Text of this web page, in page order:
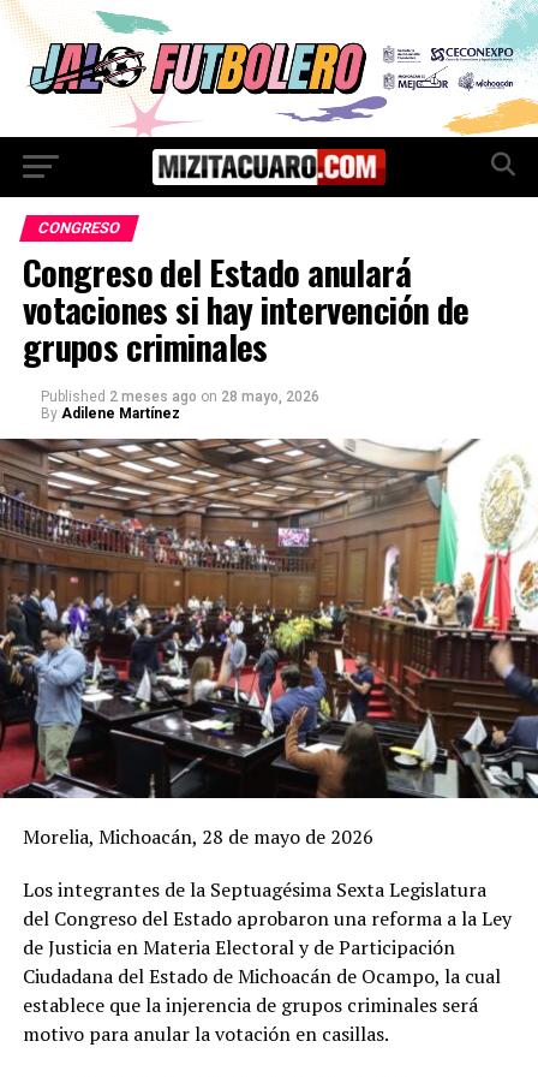
CONGRESO
Congreso del Estado anulará
votaciones si hay intervención de
grupos criminales
Published 2 meses ago on 28 mayo, 2026
By Adilene Martínez
Morelia, Michoacán, 28 de mayo de 2026
Los integrantes de la Septuagésima Sexta Legislatura
del Congreso del Estado aprobaron una reforma a la Ley
de Justicia en Materia Electoral y de Participación
Ciudadana del Estado de Michoacán de Ocampo, la cual
establece que la injerencia de grupos criminales será
motivo para anular la votación en casillas.